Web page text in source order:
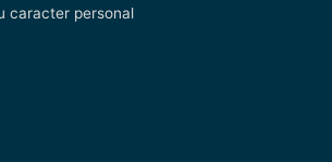
caracter personal